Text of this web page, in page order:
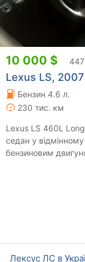
10 000 $
Lexus LS,
Бензин 4.6 л.
230 тис. км
Lexus LS 460L
седан у
бензиновим
Лексус ЛС в